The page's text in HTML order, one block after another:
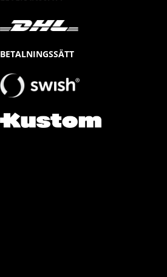
BETALNINGSSÄTT